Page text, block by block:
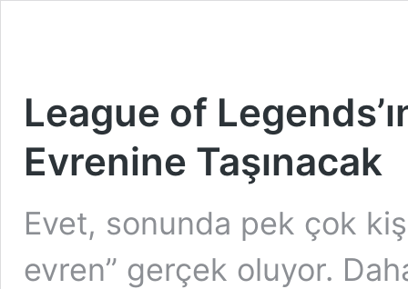
League of
Evrenine Taşınacak
Evet, sonunda pek çok
evren” gerçek oluyor.